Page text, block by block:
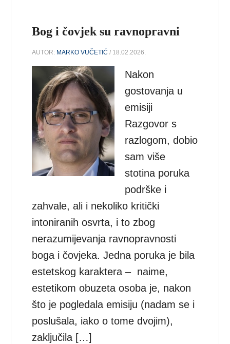
Bog i čovjek su ravnopravni
AUTOR: MARKO VUČETIĆ / 18.02.2026.
Nakon
gostovanja u
emisiji
Razgovor s
razlogom, dobio
sam više
stotina poruka
podrške i
zahvale, ali i nekoliko kritički
intoniranih osvrta, i to zbog
nerazumijevanja ravnopravnosti
boga i čovjeka. Jedna poruka je bila
estetskog karaktera – naime,
estetikom obuzeta osoba je, nakon
što je pogledala emisiju (nadam se i
poslušala, iako o tome dvojim),
zaključila […]